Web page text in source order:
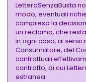
LetteraSenzaBusta
modo, eventuali
compresa la
un reclamo, che
in ogni caso, ai sensi
Consumatore, del
contrattuali
contratto, di cui
estranea.